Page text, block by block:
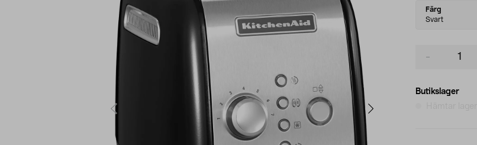
Select
variant
Färg
Svart
Butikslager